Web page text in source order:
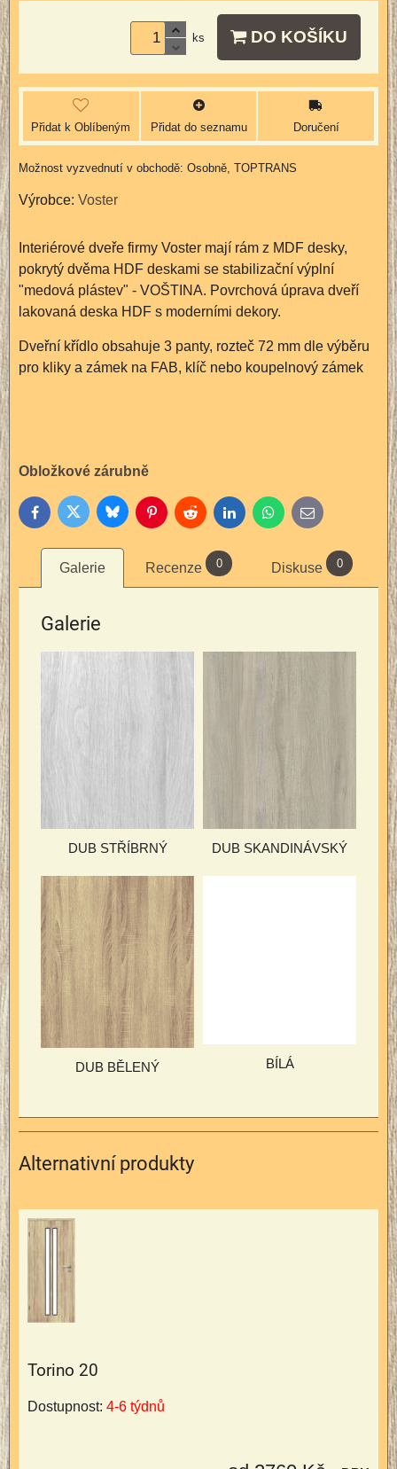
ks DO KOŠÍKU
Přidat k Oblíbeným Přidat do seznamu Doručení
Osobně, TOPTRANS
Výrobce: Voster
Interiérové dveře firmy Voster mají rám z MDF desky,
pokrytý dvěma HDF deskami se stabilizační výplní
"medová plástev" - VOŠTINA. Povrchová úprava dveří
lakovaná deska HDF s moderními dekory.
Dveřní křídlo obsahuje 3 panty, rozteč 72 mm dle výběru
pro kliky a zámek na FAB, klíč nebo koupelnový zámek
Obložkové zárubně
FacebookTwitter BlueskyPinterestReddit LinkedInWhatsApp
E-
mail
Galerie Recenze 0 Diskuse 0
Galerie
DUB STŘÍBRNÝ DUB SKANDINÁVSKÝ
DUB BĚLENÝ BÍLÁ
Alternativní produkty
Torino 20
Dostupnost: 4-6 týdnů